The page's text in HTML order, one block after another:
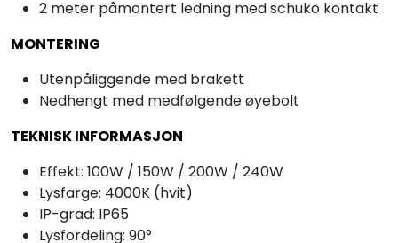
2 meter påmontert ledning med schuko kontakt
MONTERING
Utenpåliggende med brakett
Nedhengt med medfølgende øyebolt
TEKNISK INFORMASJON
Effekt: 100W / 150W / 200W / 240W
Lysfarge: 4000K (hvit)
IP-grad: IP65
Lysfordeling: 90°